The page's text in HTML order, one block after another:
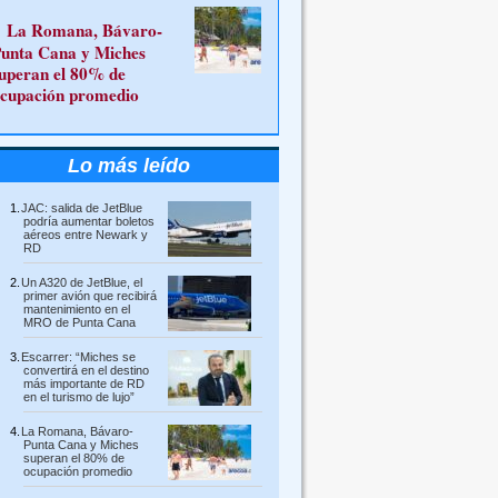
La Romana, Bávaro-
Cana y Miches
el 80% de
promedio
Lo más leído
JAC: salida de JetBlue
podría aumentar boletos
aéreos entre Newark y
RD
Un A320 de JetBlue, el
primer avión que recibirá
mantenimiento en el
MRO de Punta Cana
Escarrer: “Miches se
convertirá en el destino
más importante de RD
en el turismo de lujo”
La Romana, Bávaro-
Punta Cana y Miches
superan el 80% de
ocupación promedio